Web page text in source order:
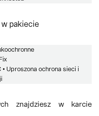
pakiecie
Uproszona ochrona sieci i
znajdziesz w karcie